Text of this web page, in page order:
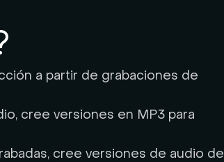
a partir de grabaciones de
cree versiones en MP3 para
cree versiones de audio de